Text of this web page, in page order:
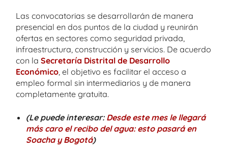
Las convocatorias se desarrollarán de manera
presencial en dos puntos de la ciudad y reunirán
ofertas en sectores como seguridad privada,
infraestructura, construcción y servicios. De acuerdo
con la Secretaría Distrital de Desarrollo
Económico , el objetivo es facilitar el acceso a
empleo formal sin intermediarios y de manera
completamente gratuita.
(Le puede interesar: Desde este mes le llegará
más caro el recibo del agua: esto pasará en
Soacha y Bogotá)